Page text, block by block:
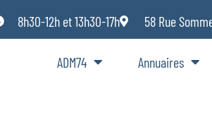
8h30-12h et 13h30-17h 58 Rue
ADM74 Annuaires